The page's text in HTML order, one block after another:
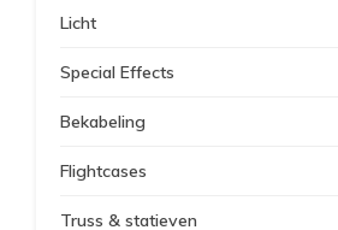
Licht
Special Effects
Bekabeling
Flightcases
Truss & statieven